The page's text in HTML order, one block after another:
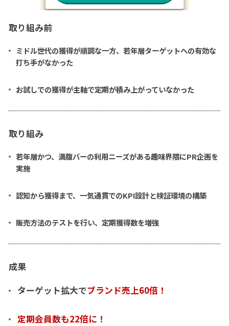
取り組み前
ミドル世代の獲得が順調な一方、若年層ターゲットへの有効な
打ち手がなかった
お試しでの獲得が主軸で定期が積み上がっていなかった
取り組み
若年層かつ、満腹バーの利用ニーズがある趣味界隈にPR企画を
実施
認知から獲得まで、一気通貫でのKPI設計と検証環境の構築
販売方法のテストを行い、定期獲得数を増強
成果
ターゲット拡大でブランド売上60倍！
定期会員数も22倍に！